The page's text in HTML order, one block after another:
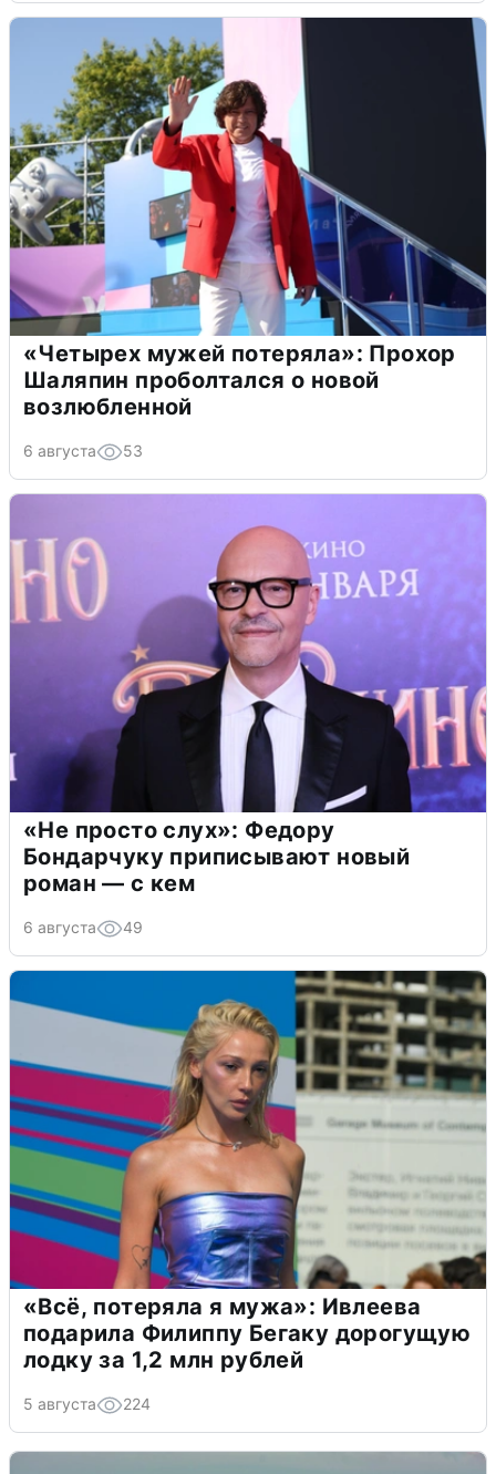
«Четырех мужей потеряла»: Прохор
Шаляпин проболтался о новой
возлюбленной
6 августа 53
«Не просто слух»: Федору
Бондарчуку приписывают новый
роман — с кем
6 августа 49
«Всё, потеряла я мужа»: Ивлеева
подарила Филиппу Бегаку дорогущую
лодку за 1,2 млн рублей
5 августа 224